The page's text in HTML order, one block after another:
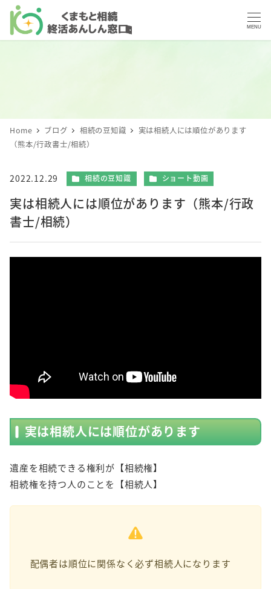
MENU
Home ブログ 相続の豆知識
実は相続人には順位があります
（熊本/行政書士/相続）
実は相続人には順位があります（熊本/行政
書士/相続）
投稿日
2022.12.29 カテゴリー
相続の豆知識 カテゴリー
ショート動画
実は相続人には順位があります
遺産を相続できる権利が【相続権】
相続権を持つ人のことを【相続人】
配偶者は順位に関係なく必ず相続人になります